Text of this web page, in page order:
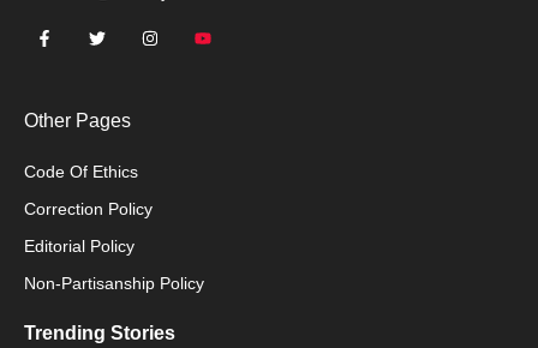
Other Pages
Code Of Ethics
Correction Policy
Editorial Policy
Non-Partisanship Policy
Trending Stories